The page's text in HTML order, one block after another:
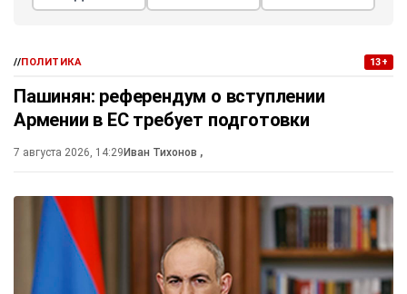
//ПОЛИТИКА 13+
Пашинян: референдум о вступлении
Армении в ЕС требует подготовки
7 августа 2026, 14:29 Иван Тихонов ,